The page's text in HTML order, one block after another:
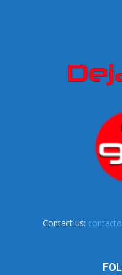
Contact us: